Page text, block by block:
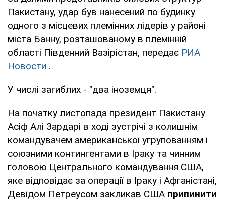
Пакистану, удар був нанесений по будинку
одного з місцевих племінних лідерів у районі
міста Банну, розташованому в племінній
області Південний Вазірістан, передає РИА
Новости .
У числі загиблих - "два іноземця".
На початку листопада президент Пакистану
Асіф Алі Зардарі в ході зустрічі з колишнім
командувачем американської угрупованням і
союзними контингентами в Іраку та чинним
головою Центрального командування США,
яке відповідає за операції в Іраку і Афганістані,
Девідом Петреусом закликав США припинити